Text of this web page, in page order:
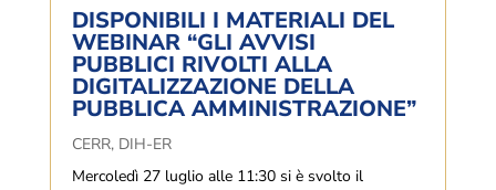
DISPONIBILI I MATERIALI DEL
WEBINAR “GLI AVVISI
PUBBLICI RIVOLTI ALLA
DIGITALIZZAZIONE DELLA
PUBBLICA AMMINISTRAZIONE”
CERR, DIH-ER
Mercoledì 27 luglio alle 11:30 si è svolto il